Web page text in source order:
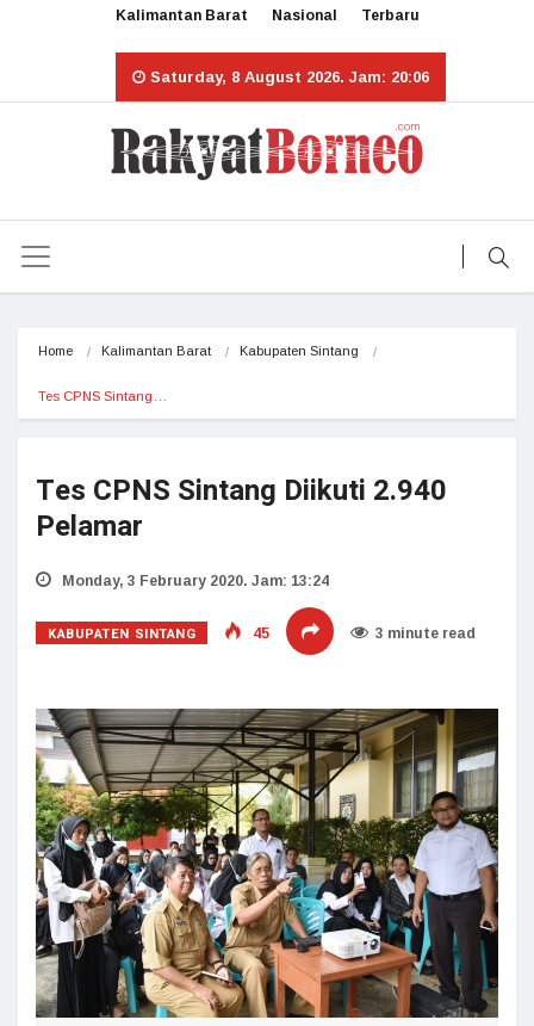
Kalimantan Barat Nasional Terbaru
Saturday, 8 August 2026. Jam: 20:06
Home Kalimantan Barat Kabupaten Sintang
Tes CPNS Sintang…
Tes CPNS Sintang Diikuti 2.940
Pelamar
Monday, 3 February 2020. Jam: 13:24
KABUPATEN SINTANG 45 3 minute read